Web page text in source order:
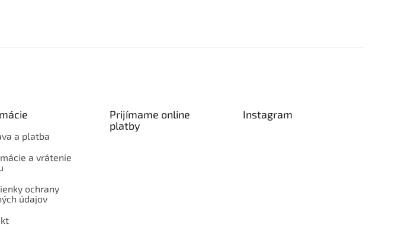
a platba
a vrátenie
ochrany
údajov
Prijímame online
platby
Instagram